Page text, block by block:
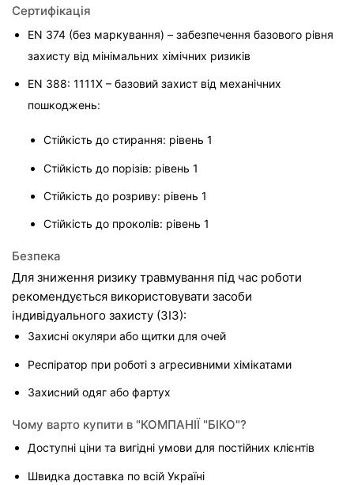
Сертифікація
EN 374 (без маркування) – забезпечення базового рівня
захисту від мінімальних хімічних ризиків
EN 388: 1111X – базовий захист від механічних
пошкоджень:
Стійкість до стирання: рівень 1
Стійкість до порізів: рівень 1
Стійкість до розриву: рівень 1
Стійкість до проколів: рівень 1
Безпека
Для зниження ризику травмування під час роботи
рекомендується використовувати засоби
індивідуального захисту (ЗІЗ):
Захисні окуляри або щитки для очей
Респіратор при роботі з агресивними хімікатами
Захисний одяг або фартух
Чому варто купити в "КОМПАНІЇ "БІКО"?
Доступні ціни та вигідні умови для постійних клієнтів
Швидка доставка по всій Україні